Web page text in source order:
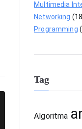
Multimedia
Networking
Programming
Tag
Algoritma